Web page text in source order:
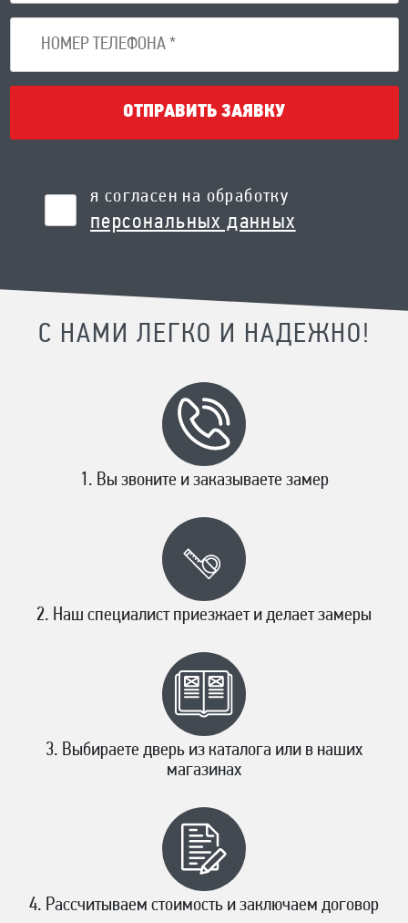
ОТПРАВИТЬ ЗАЯВКУ
я согласен на обработку
персональных данных
С НАМИ ЛЕГКО И НАДЕЖНО!
Вы звоните и заказываете замер
Наш специалист приезжает и делает замеры
Выбираете дверь из каталога или в наших
магазинах
Рассчитываем стоимость и заключаем договор